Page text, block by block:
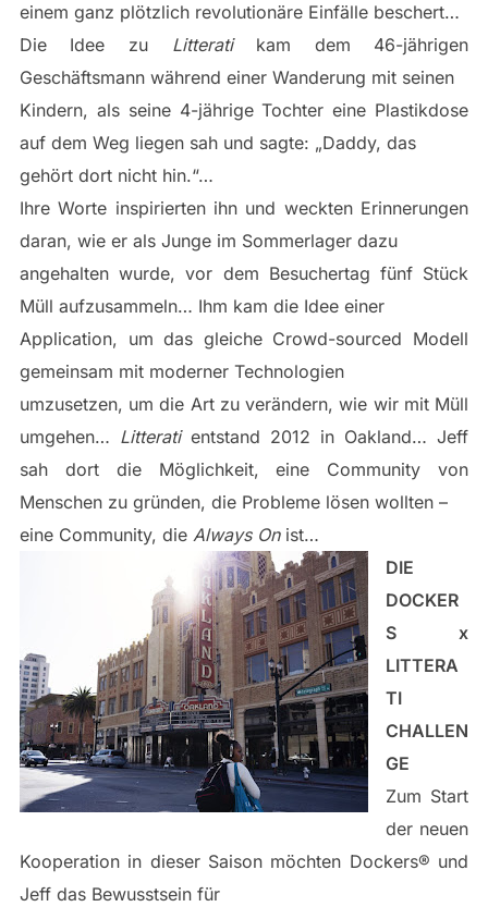
einem ganz plötzlich revolutionäre Einfälle beschert…
Die Idee zu Litterati kam dem 46-jährigen
Geschäftsmann während einer Wanderung mit seinen
Kindern, als seine 4-jährige Tochter eine Plastikdose
auf dem Weg liegen sah und sagte: „Daddy, das
gehört dort nicht hin.“…
Ihre Worte inspirierten ihn und weckten Erinnerungen
daran, wie er als Junge im Sommerlager dazu
angehalten wurde, vor dem Besuchertag fünf Stück
Müll aufzusammeln… Ihm kam die Idee einer
Application, um das gleiche Crowd-sourced Modell
gemeinsam mit moderner Technologien
umzusetzen, um die Art zu verändern, wie wir mit Müll
umgehen… Litterati entstand 2012 in Oakland… Jeff
sah dort die Möglichkeit, eine Community von
Menschen zu gründen, die Probleme lösen wollten –
eine Community, die Always Onist…
DIE
DOCKER
S x
LITTERA
TI
CHALLEN
GE
Zum Start
der neuen
Kooperation in dieser Saison möchten Dockers® und
Jeff das Bewusstsein für